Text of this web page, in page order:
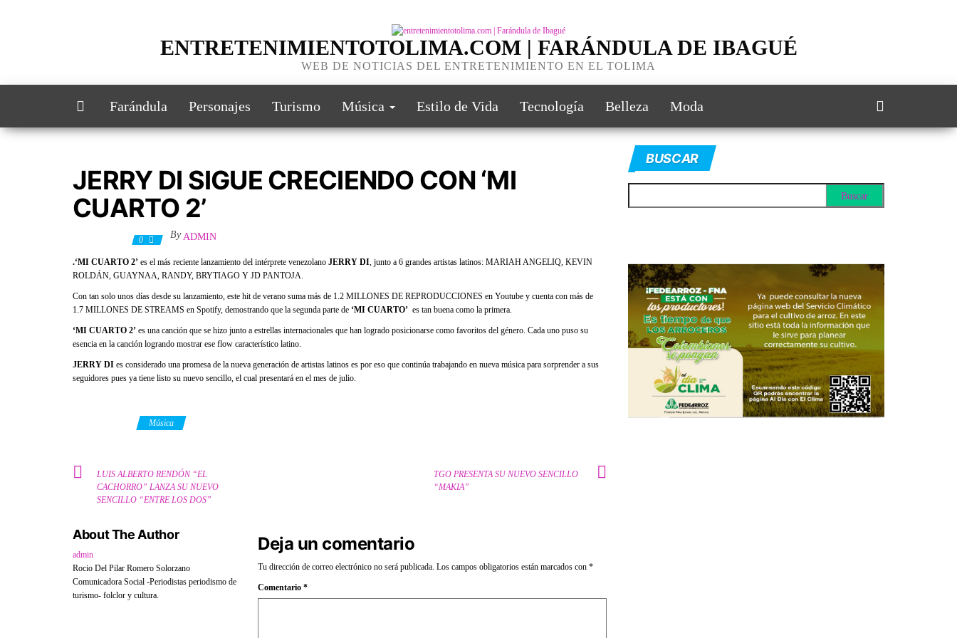
ENTRETENIMIENTOTOLIMA.COM | FARÁNDULA DE IBAGUÉ
WEB DE NOTICIAS DEL ENTRETENIMIENTO EN EL TOLIMA
Farándula Personajes Turismo Música Estilo de Vida Tecnología Belleza Moda
JERRY DI SIGUE CRECIENDO CON ‘MI
CUARTO 2’
0 By ADMIN
.‘MI CUARTO 2’ es el más reciente lanzamiento del intérprete venezolano JERRY DI , junto a 6 grandes artistas latinos: MARIAH ANGELIQ, KEVIN
ROLDÁN, GUAYNAA, RANDY, BRYTIAGO Y JD PANTOJA.
Con tan solo unos días desde su lanzamiento, este hit de verano suma más de 1.2 MILLONES DE REPRODUCCIONES en Youtube y cuenta con más de
1.7 MILLONES DE STREAMS en Spotify, demostrando que la segunda parte de ‘MI CUARTO’ es tan buena como la primera.
‘MI CUARTO 2’ es una canción que se hizo junto a estrellas internacionales que han logrado posicionarse como favoritos del género. Cada uno puso su
esencia en la canción logrando mostrar ese flow característico latino.
JERRY DI es considerado una promesa de la nueva generación de artistas latinos es por eso que continúa trabajando en nueva música para sorprender a sus
seguidores pues ya tiene listo su nuevo sencillo, el cual presentará en el mes de julio.
Música
LUIS ALBERTO RENDÓN “EL
CACHORRO” LANZA SU NUEVO
SENCILLO “ENTRE LOS DOS”
TGO PRESENTA SU NUEVO SENCILLO
“MAKIA”
About The Author
admin
Rocio Del Pilar Romero Solorzano
Comunicadora Social -Periodistas periodismo de
turismo- folclor y cultura.
Deja un comentario
Tu dirección de correo electrónico no será publicada. Los campos obligatorios están marcados con *
Comentario *
BUSCAR